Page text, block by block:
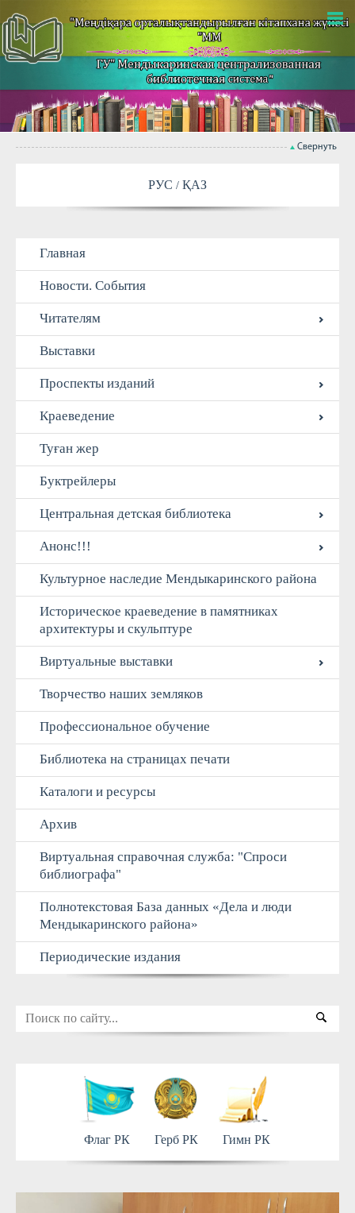
Свернуть
РУС ҚАЗ
Главная
Новости. События
Читателям
Выставки
Проспекты изданий
Краеведение
Туған жер
Буктрейлеры
Центральная детская библиотека
Анонс!!!
Культурное наследие Мендыкаринского района
Историческое краеведение в памятниках
архитектуры и скульптуре
Виртуальные выставки
Творчество наших земляков
Профессиональное обучение
Библиотека на страницах печати
Каталоги и ресурсы
Архив
Виртуальная справочная служба: "Спроси
библиографа"
Полнотекстовая База данных «Дела и люди
Мендыкаринского района»
Периодические издания
Флаг РК Герб РК Гимн РК